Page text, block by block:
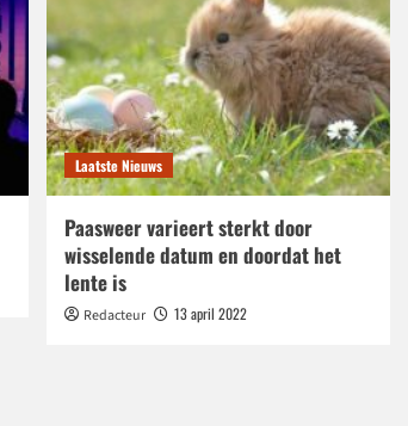
Laatste Nieuws
Paasweer varieert sterkt door
wisselende datum en doordat het
lente is
Redacteur 13 april 2022